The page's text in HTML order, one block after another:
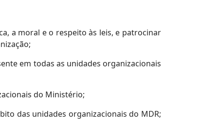
a moral e o respeito às leis, e patrocinar
em todas as unidades organizacionais
do Ministério;
das unidades organizacionais do MDR;